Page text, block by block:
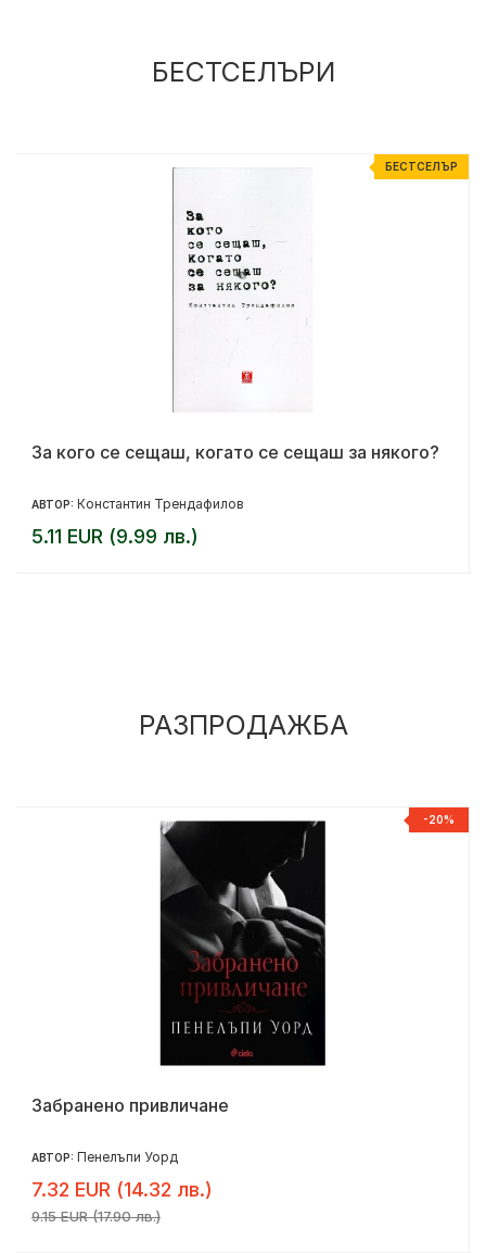
БЕСТСЕЛЪРИ
БЕСТСЕЛЪР
За кого се сещаш, когато се сещаш за някого?
АВТОР: Константин Трендафилов
5.11 EUR (9.99 лв.)
РАЗПРОДАЖБА
-20%
Забранено привличане
АВТОР: Пенелъпи Уорд
7.32 EUR (14.32 лв.)
9.15 EUR (17.90 лв.)